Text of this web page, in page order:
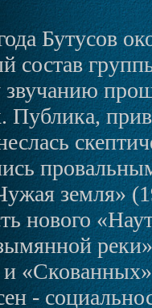
Бутусов
состав
Публика,
земля»
нового
-